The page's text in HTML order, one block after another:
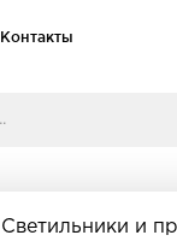
Контакты
Светильники и